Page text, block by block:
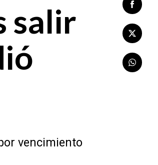
salir
vencimiento